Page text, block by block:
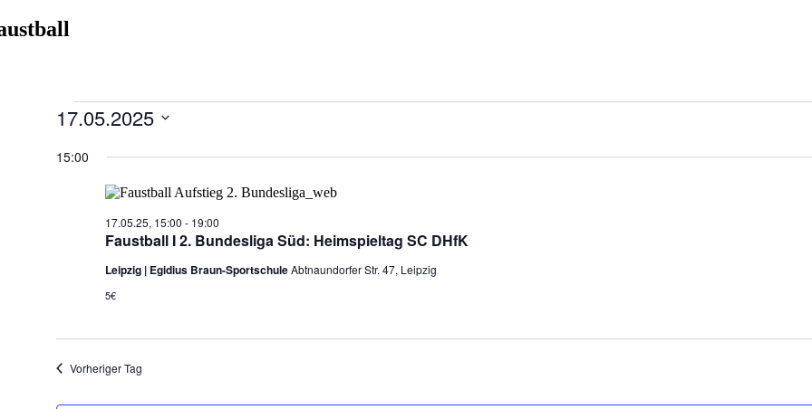
Veranstaltungen
für
17.05.25
17.05.2025
wählen.
15:00
Faustball I 2. Bundesliga Süd: Heimspieltag SC DHfK
17.05.25, 15:00 - 19:00
Leipzig | Egidius Braun-SportschuleAbtnaundorfer Str. 47, Leipzig
5€
Vorheriger Tag